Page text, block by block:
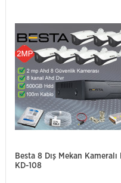
Besta 8 Dış Mekan
KD-108